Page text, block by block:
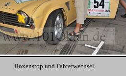
Boxenstop und Fahrerwechsel